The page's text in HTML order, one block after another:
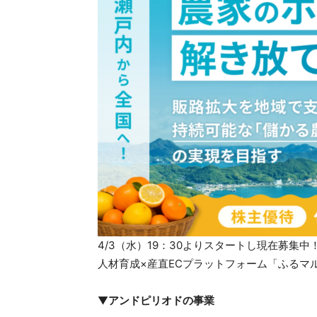
4/3（水）19：30よりスタートし現在募集中
人材育成×産直ECプラットフォーム「ふるマ
▼アンドピリオドの事業